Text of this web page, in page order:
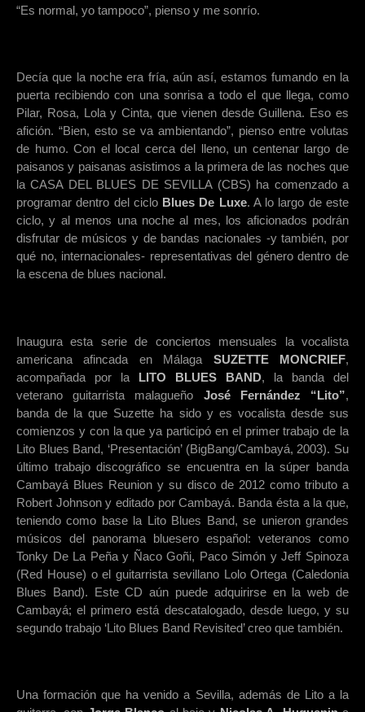
“Es normal, yo tampoco”, pienso y me sonrío.
Decía que la noche era fría, aún así, estamos fumando en la
puerta recibiendo con una sonrisa a todo el que llega, como
Pilar, Rosa, Lola y Cinta, que vienen desde Guillena. Eso es
afición. “Bien, esto se va ambientando”, pienso entre volutas
de humo. Con el local cerca del lleno, un centenar largo de
paisanos y paisanas asistimos a la primera de las noches que
la CASA DEL BLUES DE SEVILLA (CBS) ha comenzado a
programar dentro del ciclo Blues De Luxe. A lo largo de este
ciclo, y al menos una noche al mes, los aficionados podrán
disfrutar de músicos y de bandas nacionales -y también, por
qué no, internacionales- representativas del género dentro de
la escena de blues nacional.
Inaugura esta serie de conciertos mensuales la vocalista
americana afincada en Málaga SUZETTE MONCRIEF,
acompañada por la LITO BLUES BAND, la banda del
veterano guitarrista malagueño José Fernández “Lito”,
banda de la que Suzette ha sido y es vocalista desde sus
comienzos y con la que ya participó en el primer trabajo de la
Lito Blues Band, ‘Presentación’ (BigBang/Cambayá, 2003). Su
último trabajo discográfico se encuentra en la súper banda
Cambayá Blues Reunion y su disco de 2012 como tributo a
Robert Johnson y editado por Cambayá. Banda ésta a la que,
teniendo como base la Lito Blues Band, se unieron grandes
músicos del panorama bluesero español: veteranos como
Tonky De La Peña y Ñaco Goñi, Paco Simón y Jeff Spinoza
(Red House) o el guitarrista sevillano Lolo Ortega (Caledonia
Blues Band). Este CD aún puede adquirirse en la web de
Cambayá; el primero está descatalogado, desde luego, y su
segundo trabajo ‘Lito Blues Band Revisited’ creo que también.
Una formación que ha venido a Sevilla, además de Lito a la